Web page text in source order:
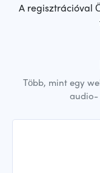
A regisztrációval
Több, mint egy
audio-